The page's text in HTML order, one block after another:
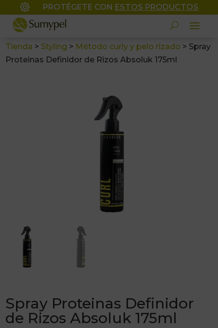
 PROTÉGETE CON ESTOS PRODUCTOS
Tienda > Styling > Método curly y pelo rizado > Spray
Proteinas Definidor de Rizos Absoluk 175ml
Spray Proteinas Definidor
de Rizos Absoluk 175ml